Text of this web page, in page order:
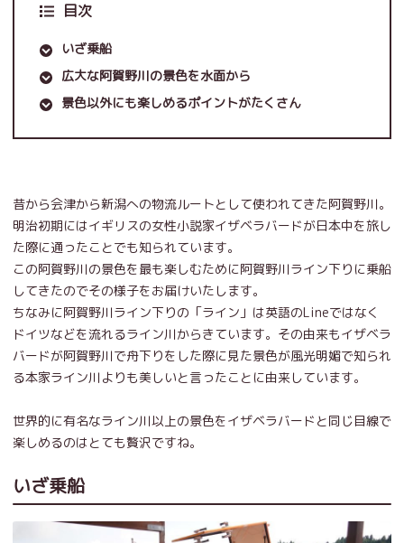
目次
いざ乗船
広大な阿賀野川の景色を水面から
景色以外にも楽しめるポイントがたくさん
昔から会津から新潟への物流ルートとして使われてきた阿賀野川。
明治初期にはイギリスの女性小説家イザベラバードが日本中を旅し
た際に通ったことでも知られています。
この阿賀野川の景色を最も楽しむために阿賀野川ライン下りに乗船
してきたのでその様子をお届けいたします。
ちなみに阿賀野川ライン下りの「ライン」は英語のLineではなく
ドイツなどを流れるライン川からきています。その由来もイザベラ
バードが阿賀野川で舟下りをした際に見た景色が風光明媚で知られ
る本家ライン川よりも美しいと言ったことに由来しています。
世界的に有名なライン川以上の景色をイザベラバードと同じ目線で
楽しめるのはとても贅沢ですね。
いざ乗船